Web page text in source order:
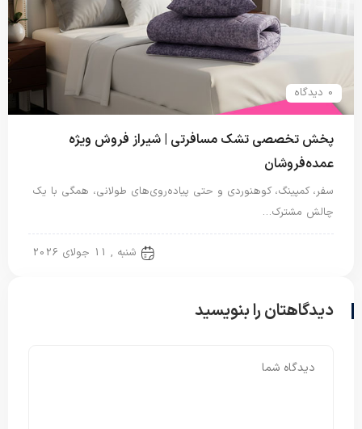
0 دیدگاه
پخش تخصصی تشک مسافرتی | شیراز فروش ویژه
عمده‌فروشان
سفر، کمپینگ، کوهنوردی و حتی پیاده‌روی‌های طولانی، همگی با یک
چالش مشترک…
شنبه , 11 جولای 2026
دیدگاهتان را بنویسید